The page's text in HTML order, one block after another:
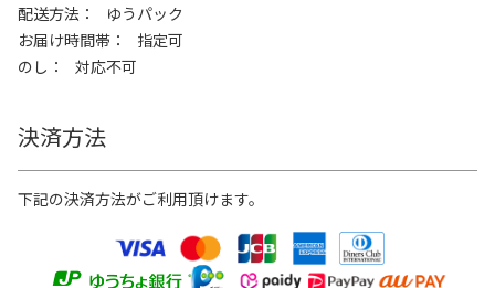
配送方法
ゆうパック
お届け時間帯
指定可
のし
対応不可
決済方法
下記の決済方法がご利用頂けます。